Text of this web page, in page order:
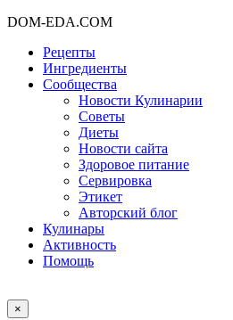
DOM-EDA.COM
Рецепты
Ингредиенты
Сообщества
Новости Кулинарии
Советы
Диеты
Новости сайта
Здоровое питание
Сервировка
Этикет
Авторский блог
Кулинары
Активность
Помощь
×